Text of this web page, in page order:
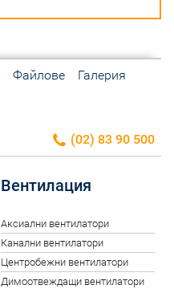
Файлове Галерия
(02) 83 90 500
Вентилация
Аксиални вентилатори
Канални вентилатори
Центробежни вентилатори
Димоотвеждащи вентилатори